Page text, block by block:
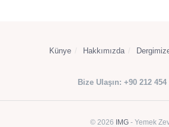
Künye Hakkımızda
Bize Ulaşın: +90 212 454
© 2026 IMG - Yemek